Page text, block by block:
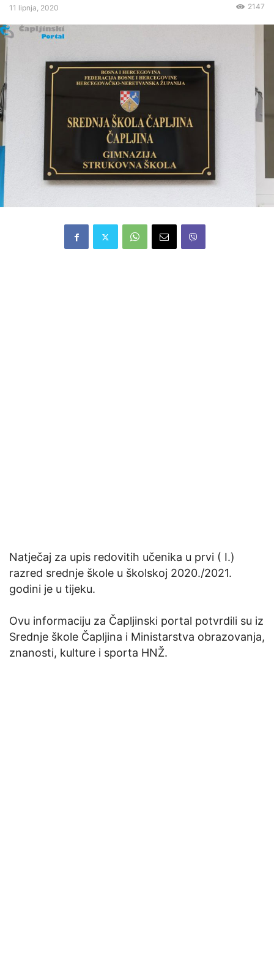
11 lipnja, 2020 2147
Natječaj za upis redovitih učenika u prvi ( I.)
razred srednje škole u školskoj 2020./2021.
godini je u tijeku.
Ovu informaciju za Čapljinski portal potvrdili su iz
Srednje škole Čapljina i Ministarstva obrazovanja,
znanosti, kulture i sporta HNŽ.